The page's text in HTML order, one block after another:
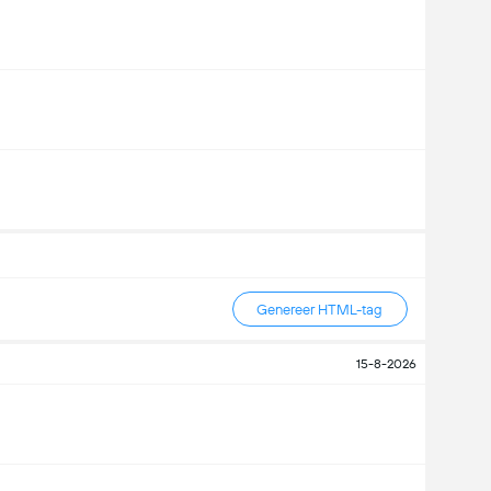
Genereer HTML-tag
15-8-2026